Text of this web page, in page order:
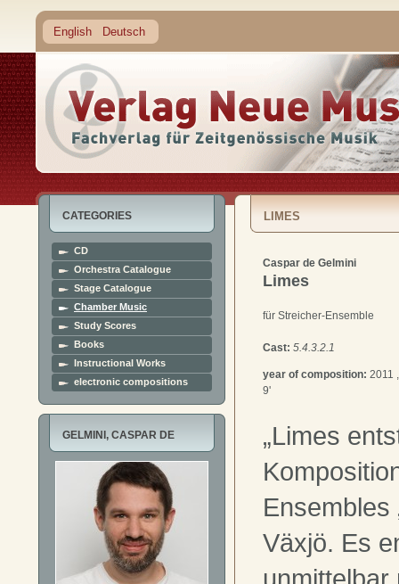
English Deutsch
CATEGORIES
CD
Orchestra Catalogue
Stage Catalogue
Chamber Music
Study Scores
Books
Instructional Works
electronic compositions
GELMINI, CASPAR DE
LIMES
Caspar de Gelmini
Limes
für Streicher-Ensemble
Cast: 5.4.3.2.1
year of composition: 2011
9'
„Limes
Ensembles
Växjö. Es